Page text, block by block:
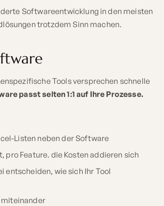
Softwareentwicklung in den meisten
trotzdem Sinn machen.
Tools versprechen schnelle
passt selten 1:1 auf Ihre Prozesse.
Listen neben der Software
pro Feature. die Kosten addieren sich
entscheiden, wie sich Ihr Tool
miteinander